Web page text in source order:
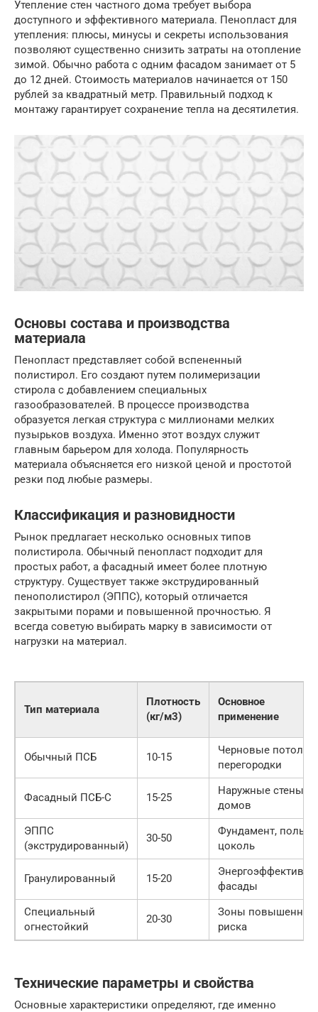
Утепление стен частного дома требует выбора
доступного и эффективного материала. Пенопласт для
утепления: плюсы, минусы и секреты использования
позволяют существенно снизить затраты на отопление
зимой. Обычно работа с одним фасадом занимает от 5
до 12 дней. Стоимость материалов начинается от 150
рублей за квадратный метр. Правильный подход к
монтажу гарантирует сохранение тепла на десятилетия.
Основы состава и производства
материала
Пенопласт представляет собой вспененный
полистирол. Его создают путем полимеризации
стирола с добавлением специальных
газообразователей. В процессе производства
образуется легкая структура с миллионами мелких
пузырьков воздуха. Именно этот воздух служит
главным барьером для холода. Популярность
материала объясняется его низкой ценой и простотой
резки под любые размеры.
Классификация и разновидности
Рынок предлагает несколько основных типов
полистирола. Обычный пенопласт подходит для
простых работ, а фасадный имеет более плотную
структуру. Существует также экструдированный
пенополистирол (ЭППС), который отличается
закрытыми порами и повышенной прочностью. Я
всегда советую выбирать марку в зависимости от
нагрузки на материал.
Тип материала
Плотность
(кг/м3)
Основное
применение
Обычный ПСБ 10-15
Черновые потолки,
перегородки
Фасадный ПСБ-С 15-25
Наружные стены
домов
ЭППС
(экструдированный)
30-50
Фундамент, полы,
цоколь
Гранулированный 15-20
фасады
Специальный
огнестойкий
20-30
Зоны
риска
Технические параметры и свойства
Основные характеристики определяют, где именно